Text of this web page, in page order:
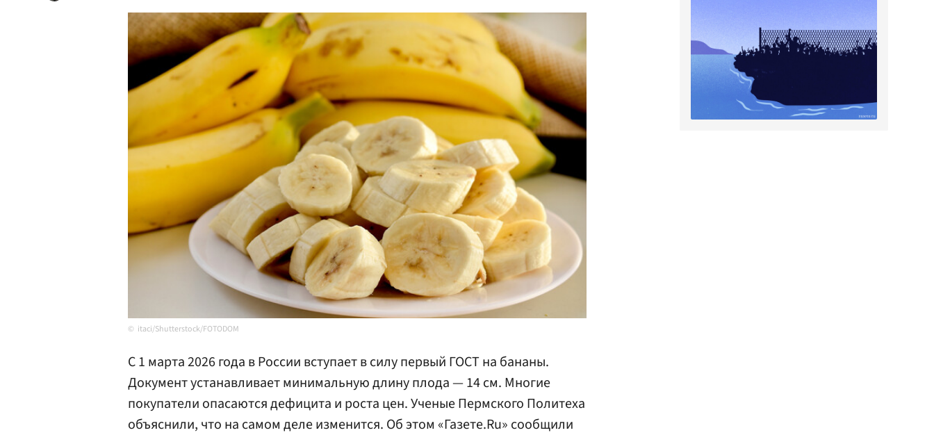
itaci/Shutterstock/FOTODOM
С 1 марта 2026 года в России вступает в силу первый ГОСТ на бананы.
Документ устанавливает минимальную длину плода — 14 см. Многие
покупатели опасаются дефицита и роста цен. Ученые Пермского Политеха
объяснили, что на самом деле изменится. Об этом «Газете.Ru» сообщили